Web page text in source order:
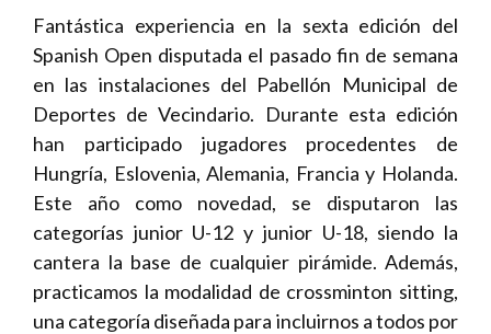
Fantástica experiencia en la sexta edición del
Spanish Open disputada el pasado fin de semana
en las instalaciones del Pabellón Municipal de
Deportes de Vecindario. Durante esta edición
han participado jugadores procedentes de
Hungría, Eslovenia, Alemania, Francia y Holanda.
Este año como novedad, se disputaron las
categorías junior U-12 y junior U-18, siendo la
cantera la base de cualquier pirámide. Además,
practicamos la modalidad de crossminton sitting,
una categoría diseñada para incluirnos a todos por